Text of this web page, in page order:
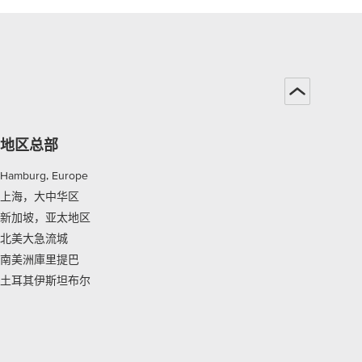
地区总部
Hamburg, Europe
上海，大中华区
新加坡，亚太地区
北美大急流城
南美洲庫里提巴
土耳其伊斯坦布尔